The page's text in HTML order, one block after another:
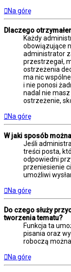
Na górę
Dlaczego
Każdy
obowiązujące
administrator
przestrzegał,
ostrzeżenia
ma nic
i nie ponosi
nadal nie
ostrzeżenie,
Na górę
W jaki sposób
Jeśli
treści posta,
odpowiedni
przeniesienie
umożliwi
Na górę
Do czego służy
tworzenia tematu?
Funkcja ta
pisania oraz
roboczą
Na górę